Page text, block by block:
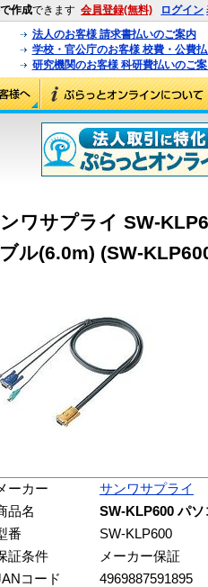
作成できます 会員登録(無料) ログイン
法人のお客様 請求書払いのご案内
学校・官公庁のお客様 校費・公費
研究機関のお客様 科研費払いのご
ワサプライ SW-
ル(6.0m) (SW-
ーカー
サンワサプライ
品名
SW-KLP600 パ
番
SW-KLP600
証条件
メーカー保証
コード
4969887591895